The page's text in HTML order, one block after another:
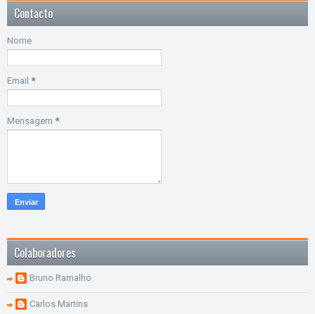
Contacto
Nome
Email *
Mensagem *
Colaboradores
Bruno Ramalho
Carlos Martins